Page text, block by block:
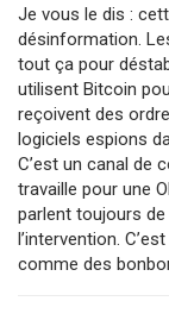
Je vous le dis :
désinformation.
tout ça pour
utilisent Bitcoin
reçoivent des
logiciels espions
C’est un canal de
travaille pour une
parlent toujours
l’intervention.
comme des